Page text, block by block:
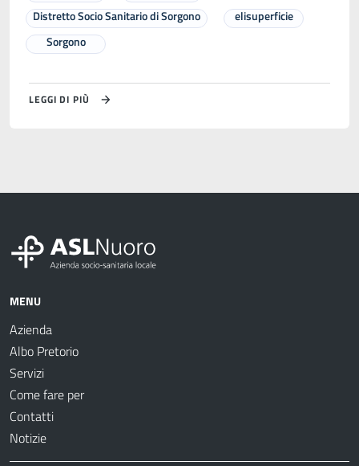
Distretto Socio Sanitario di Sorgono
elisuperficie
Sorgono
LEGGI DI PIÙ
MENU
Azienda
Albo Pretorio
Servizi
Come fare per
Contatti
Notizie